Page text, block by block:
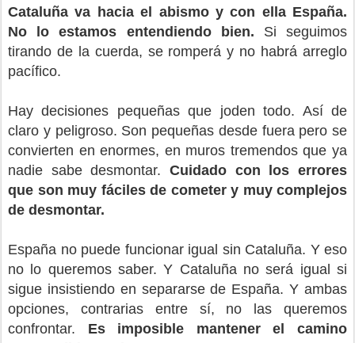
Cataluña va hacia el abismo y con ella España.
No lo estamos entendiendo bien. Si seguimos
tirando de la cuerda, se romperá y no habrá arreglo
pacífico.
Hay decisiones pequeñas que joden todo. Así de
claro y peligroso. Son pequeñas desde fuera pero se
convierten en enormes, en muros tremendos que ya
nadie sabe desmontar. Cuidado con los errores
que son muy fáciles de cometer y muy complejos
de desmontar.
España no puede funcionar igual sin Cataluña. Y eso
no lo queremos saber. Y Cataluña no será igual si
sigue insistiendo en separarse de España. Y ambas
opciones, contrarias entre sí, no las queremos
confrontar. Es imposible mantener el camino